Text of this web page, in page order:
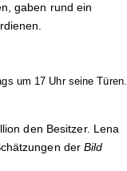
gaben rund ein
um 17 Uhr seine Türen.
den Besitzer. Lena
derBild